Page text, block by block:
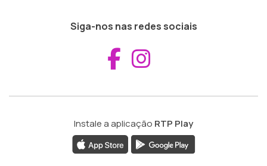
Siga-nos nas redes sociais
Aceder ao
Instale a aplicação RTP Play